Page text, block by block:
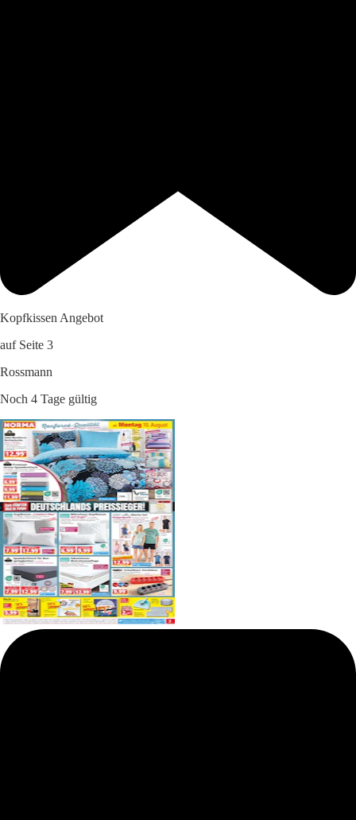
Kopfkissen Angebot
auf Seite 3
Rossmann
Noch 4 Tage gültig